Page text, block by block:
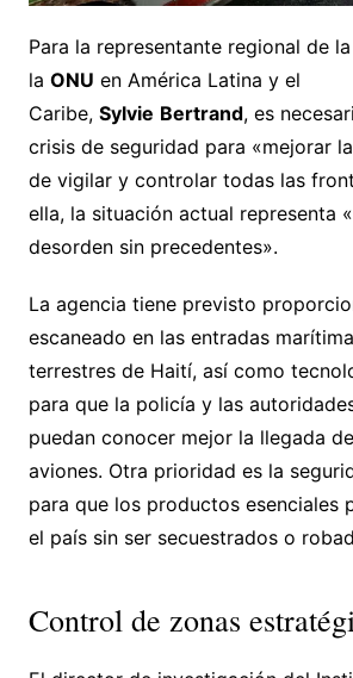
Para la representante regional de
la ONU en América Latina y el
Caribe, Sylvie Bertrand, es
crisis de seguridad para «mejorar
de vigilar y controlar todas las
ella, la situación actual representa
desorden sin precedentes».
La agencia tiene previsto
escaneado en las entradas
terrestres de Haití, así como
para que la policía y las
puedan conocer mejor la llegada
aviones. Otra prioridad es la
para que los productos esenciales
el país sin ser secuestrados o
Control de zonas